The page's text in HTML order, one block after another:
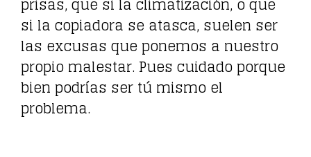
si la copiadora se atasca, suelen ser
las excusas que ponemos a nuestro
propio malestar. Pues cuidado porque
bien podrías ser tú mismo el
problema.